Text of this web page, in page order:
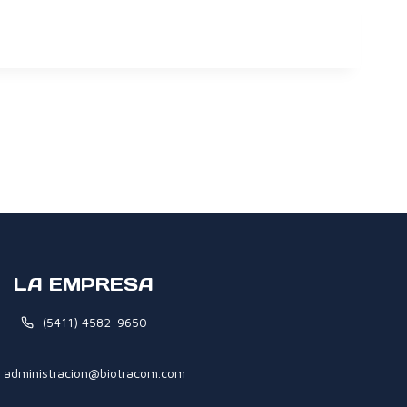
LA EMPRESA
(5411) 4582-9650
administracion@biotracom.com